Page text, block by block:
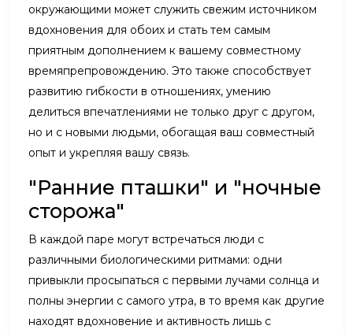
окружающими может служить свежим источником
вдохновения для обоих и стать тем самым
приятным дополнением к вашему совместному
времяпрепровождению. Это также способствует
развитию гибкости в отношениях, умению
делиться впечатлениями не только друг с другом,
но и с новыми людьми, обогащая ваш совместный
опыт и укрепляя вашу связь.
"Ранние пташки" и "ночные
сторожа"
В каждой паре могут встречаться люди с
различными биологическими ритмами: одни
привыкли просыпаться с первыми лучами солнца и
полны энергии с самого утра, в то время как другие
находят вдохновение и активность лишь с